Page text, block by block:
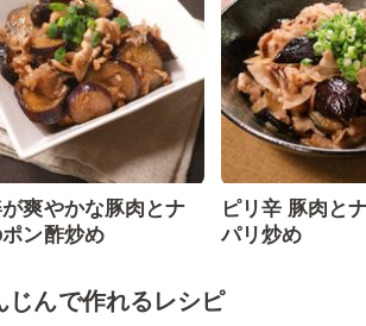
爽やかな豚肉とナ
ン酢炒め
ピリ辛 豚肉と
パリ炒め
じんで作れるレシピ